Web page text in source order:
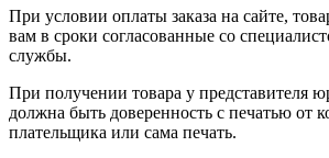
При условии оплаты заказа на сайте,
вам в сроки согласованные со
службы.
При получении товара у представителя
должна быть доверенность с печатью от
плательщика или сама печать.